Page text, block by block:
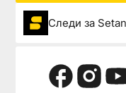
Следи за